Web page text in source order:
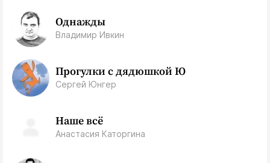
Однажды
Владимир Ивкин
Прогулки с дядюшкой Ю
Сергей Юнгер
Наше всё
Анастасия Каторгина